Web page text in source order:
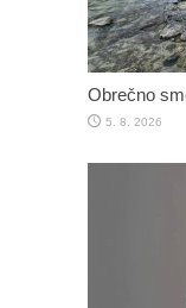
Obrečno
5. 8. 2026